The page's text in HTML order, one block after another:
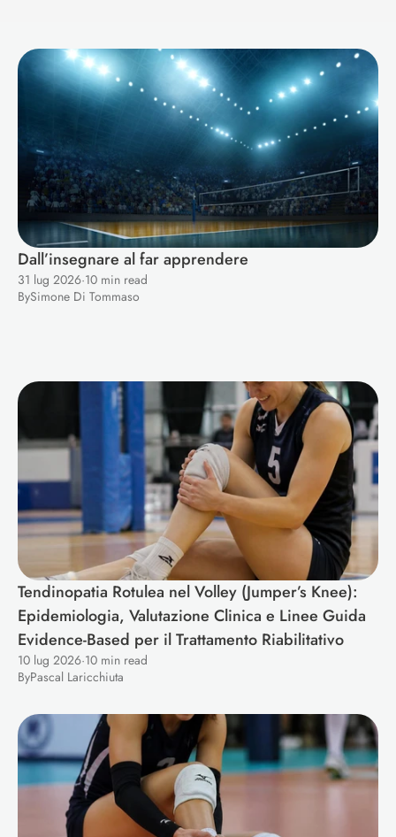
Dall’insegnare al far apprendere
31 lug 2026·10 min read
BySimone Di Tommaso
Tendinopatia Rotulea nel Volley (Jumper’s Knee):
Epidemiologia, Valutazione Clinica e Linee Guida
Evidence-Based per il Trattamento Riabilitativo
10 lug 2026·10 min read
ByPascal Laricchiuta